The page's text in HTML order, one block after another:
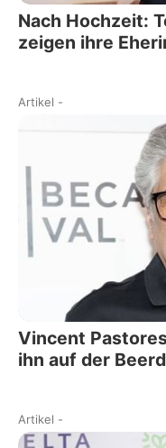
Nach Hochzeit:
zeigen ihre
Artikel -
Vincent
ihn auf der
Artikel -